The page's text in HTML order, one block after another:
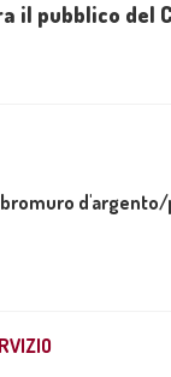
il pubblico del